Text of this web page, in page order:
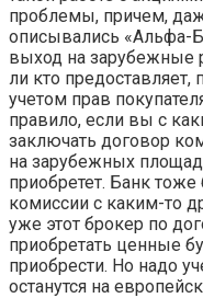
проблемы, причем,
описывались «Альфа-
выход на зарубежные
ли кто
учетом прав
правило, если вы с
заключать договор
на зарубежных
приобретет. Банк
комиссии с каким-то
уже этот брокер по
приобретать ценные
приобрести. Но надо
останутся на